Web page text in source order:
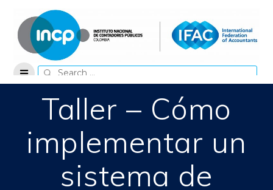
content
Search
for:
Taller – Cómo
implementar un
sistema de